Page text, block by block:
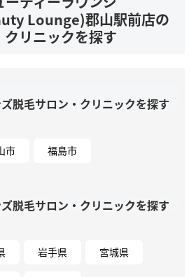
Lounge)郡山駅前店の
リニックを探す
脱毛サロン・クリニックを探す
市 福島市
脱毛サロン・クリニックを探す
岩手県 宮城県